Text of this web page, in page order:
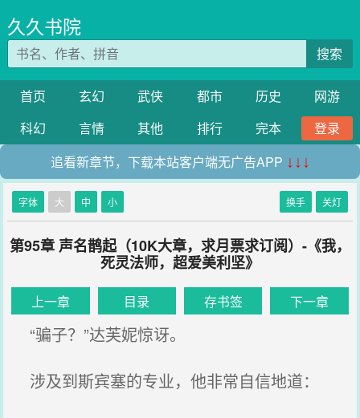
久久书院
搜索
首页 玄幻 武侠 都市 历史
网游
科幻
言情 其他 排行 完本
登录
追看新章节，下载本站客户端无广告APP ↓↓↓
字体 大 中 小 换手 关灯
第95章 声名鹊起（10K大章，求月票求订阅）-《我，
死灵法师，超爱美利坚》
上一章 目录 存书签 下一章
“骗子？”达芙妮惊讶。
涉及到斯宾塞的专业，他非常自信地道：